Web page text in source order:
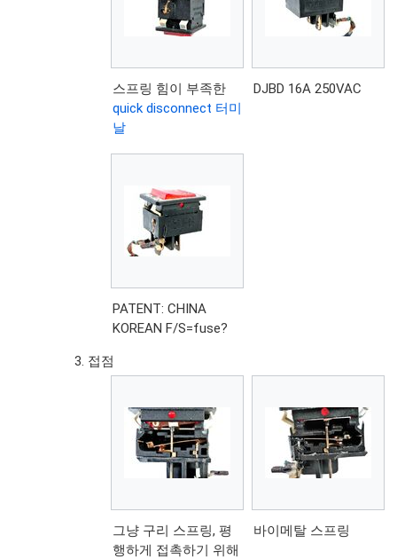
스프링 힘이 부족한
quick disconnect 터미
날
DJBD 16A 250VAC
PATENT: CHINA
KOREAN F/S=fuse?
접점
그냥 구리 스프링, 평
행하게 접촉하기 위해
바이메탈 스프링